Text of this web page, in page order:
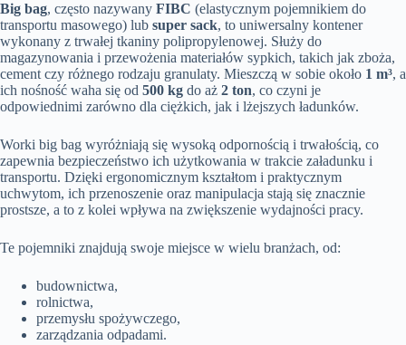
Big bag, często nazywany FIBC (elastycznym pojemnikiem do
transportu masowego) lub super sack, to uniwersalny kontener
wykonany z trwałej tkaniny polipropylenowej. Służy do
magazynowania i przewożenia materiałów sypkich, takich jak zboża,
cement czy różnego rodzaju granulaty. Mieszczą w sobie około 1 m³, a
ich nośność waha się od 500 kg do aż 2 ton, co czyni je
odpowiednimi zarówno dla ciężkich, jak i lżejszych ładunków.
Worki big bag wyróżniają się wysoką odpornością i trwałością, co
zapewnia bezpieczeństwo ich użytkowania w trakcie załadunku i
transportu. Dzięki ergonomicznym kształtom i praktycznym
uchwytom, ich przenoszenie oraz manipulacja stają się znacznie
prostsze, a to z kolei wpływa na zwiększenie wydajności pracy.
Te pojemniki znajdują swoje miejsce w wielu branżach, od:
budownictwa,
rolnictwa,
przemysłu spożywczego,
zarządzania odpadami.